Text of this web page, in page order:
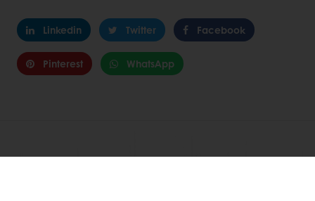
Linkedin Twitter Facebook
Pinterest WhatsApp